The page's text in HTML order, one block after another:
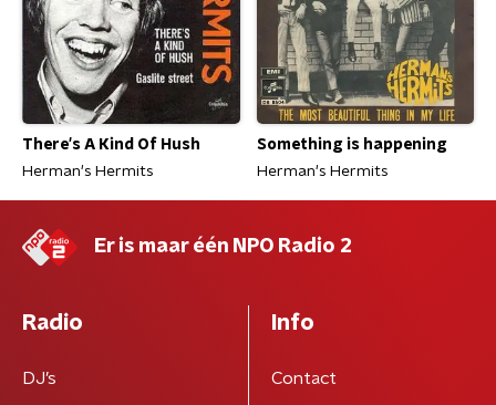
There's A Kind Of Hush
Herman's Hermits
Something is happening
Herman's Hermits
Er is maar één NPO Radio 2
Radio
DJ’s
Info
Contact